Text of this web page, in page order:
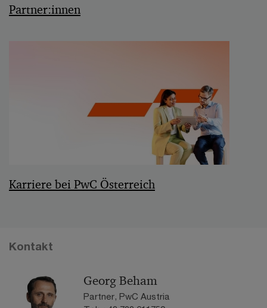
Partner:innen
Karriere bei PwC Österreich
Kontakt
Georg Beham
Partner, PwC Austria